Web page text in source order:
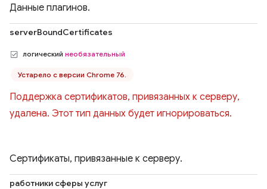
Данные плагинов.
serverBoundCertificates
логический необязательный
Устарело с версии Chrome 76.
Поддержка сертификатов, привязанных к серверу,
удалена. Этот тип данных будет игнорироваться.
Сертификаты, привязанные к серверу.
работники сферы услуг